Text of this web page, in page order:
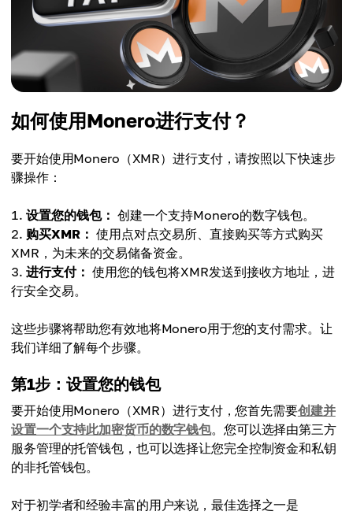
如何使用Monero进行支付？
要开始使用Monero（XMR）进行支付，请按照以下快速步
骤操作：
设置您的钱包： 创建一个支持Monero的数字钱包。
购买XMR： 使用点对点交易所、直接购买等方式购买
XMR，为未来的交易储备资金。
进行支付： 使用您的钱包将XMR发送到接收方地址，进
行安全交易。
这些步骤将帮助您有效地将Monero用于您的支付需求。让
我们详细了解每个步骤。
第1步：设置您的钱包
要开始使用Monero（XMR）进行支付，您首先需要创建并
设置一个支持此加密货币的数字钱包。您可以选择由第三方
服务管理的托管钱包，也可以选择让您完全控制资金和私钥
的非托管钱包。
对于初学者和经验丰富的用户来说，最佳选择之一是